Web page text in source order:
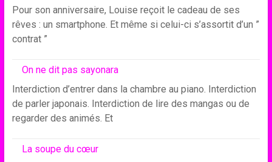
Pour son anniversaire, Louise reçoit le cadeau de ses
rêves : un smartphone. Et même si celui-ci s’assortit d’un ”
contrat ”
On ne dit pas sayonara
Interdiction d’entrer dans la chambre au piano. Interdiction
de parler japonais. Interdiction de lire des mangas ou de
regarder des animés. Et
La soupe du cœur